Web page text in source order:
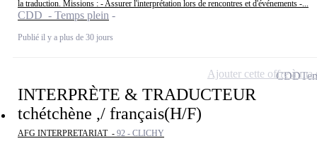
la traduction. Missions : - Assurer l'interprétation lors de rencontres et d'événements -...
CDD - Temps plein
Publié il y a plus de 30 jours
INTERPRÈTE & TRADUCTEUR
tchétchène ,/ français(H/F)
AFG INTERPRETARIAT - 92 - CLICHY
CDD
Ajouter cette offre à ma